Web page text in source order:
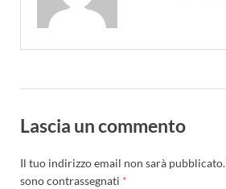
Lascia un commento
Il tuo indirizzo email non sarà pubblicato.
sono contrassegnati *